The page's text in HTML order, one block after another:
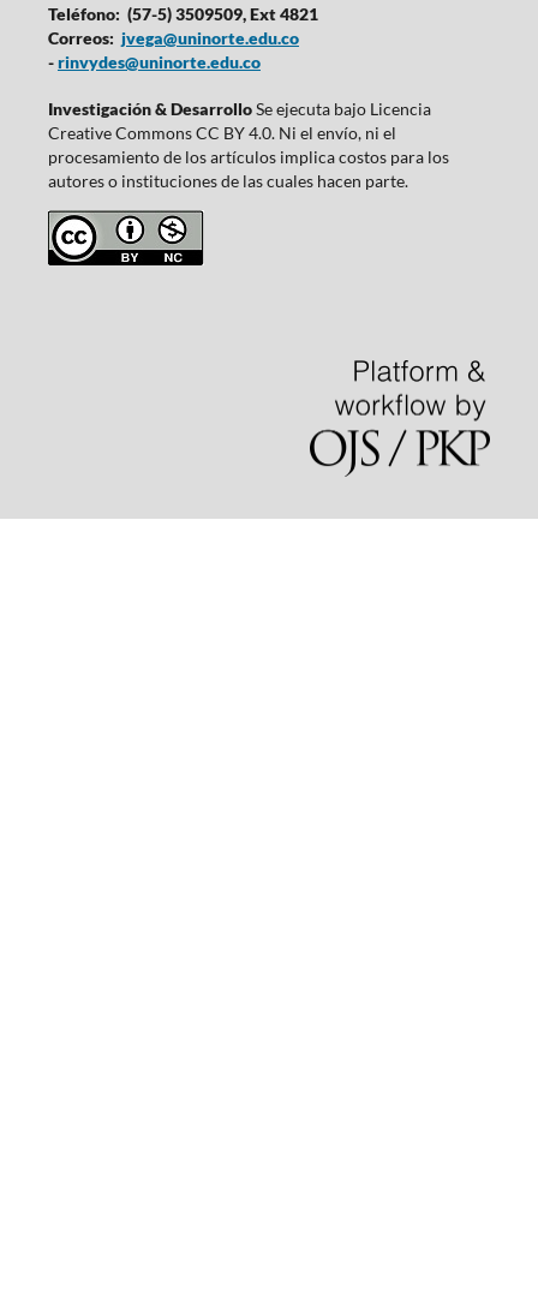
Teléfono: (57-5) 3509509, Ext 4821
Correos: jvega@uninorte.edu.co
-rinvydes@uninorte.edu.co
Investigación & DesarrolloSe ejecuta bajo Licencia
Creative Commons CC BY 4.0. Ni el envío, ni el
procesamiento de los artículos implica costos para los
autores o instituciones de las cuales hacen parte.